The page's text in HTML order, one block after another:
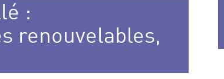
:
renouvelables,